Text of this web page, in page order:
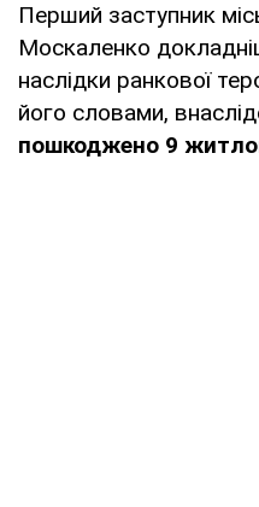
Перший заступник
Москаленко
наслідки ранкової
його словами,
пошкоджено 9